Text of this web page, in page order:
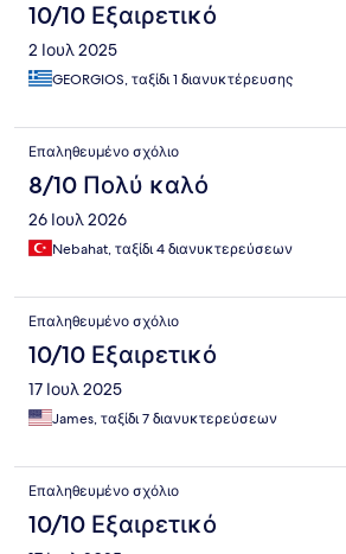
10/10 Εξαιρετικό
2 Ιουλ 2025
GEORGIOS, ταξίδι 1 διανυκτέρευσης
Επαληθευμένο σχόλιο
8/10 Πολύ καλό
26 Ιουλ 2026
Nebahat, ταξίδι 4 διανυκτερεύσεων
Επαληθευμένο σχόλιο
10/10 Εξαιρετικό
17 Ιουλ 2025
James, ταξίδι 7 διανυκτερεύσεων
Επαληθευμένο σχόλιο
10/10 Εξαιρετικό